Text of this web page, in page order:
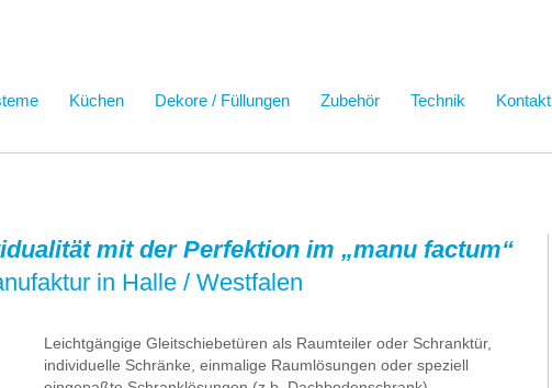
Küchen Dekore / Füllungen Zubehör Technik Kontakt
mit der Perfektion im „manu factum“
in Halle / Westfalen
Leichtgängige Gleitschiebetüren als Raumteiler oder Schranktür,
individuelle Schränke, einmalige Raumlösungen oder speziell